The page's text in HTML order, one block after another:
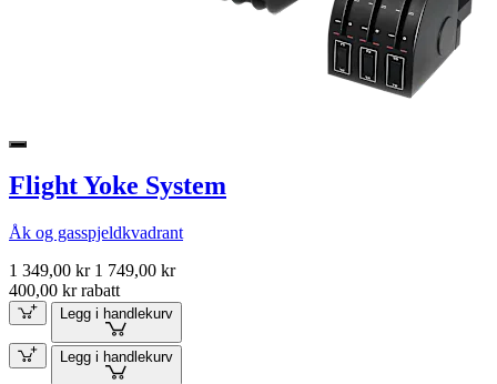
Flight Yoke System
Åk og gasspjeldkvadrant
1 349,00 kr 1 749,00 kr
400,00 kr rabatt
Legg i handlekurv
Legg i handlekurv